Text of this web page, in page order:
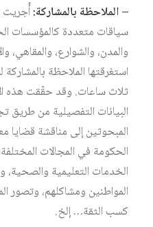
–الملاحظة بالمشاركة:أُجريت
سياقات متعددة كالمؤسسات
والمدن، والشوارع، والمقاهي،
استغرقتها الملاحظة
ثلاث ساعات. وقد حقّقت هذه
البيانات التفصيلية من
المبحوثين إلى مناقشة قضايا
الحكومة في المجالات
الخدمات التعليمية والصحية،
المواطنين ومشاكلهم، وتصور
كسب الثقة… إلخ.